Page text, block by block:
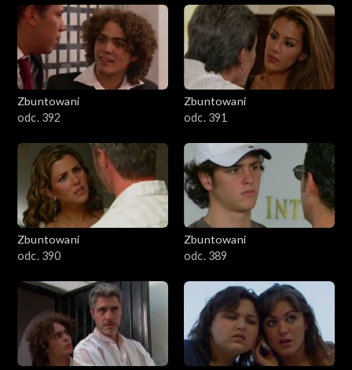
Zbuntowani
odc. 392
Zbuntowani
odc. 391
Zbuntowani
odc. 390
Zbuntowani
odc. 389